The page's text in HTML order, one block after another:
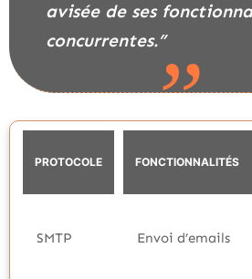
avisée de ses
concurrentes.”
PROTOCOLE FONCTIONNALITÉS
SMTP Envoi d’emails